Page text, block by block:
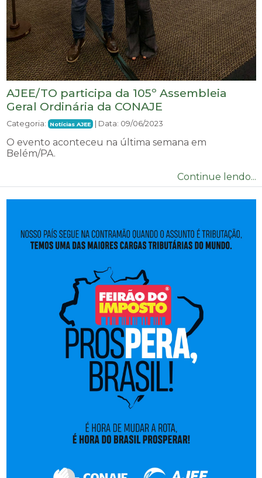
AJEE/TO participa da 105º Assembleia
Geral Ordinária da CONAJE
Categoria: Notícias AJEE | Data: 09/06/2023
O evento aconteceu na última semana em
Belém/PA.
Continue lendo...